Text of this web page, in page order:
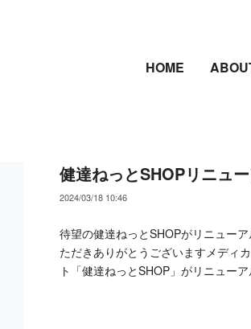
HOME
健達ねっとSHOPリニュ
2024/03/18 10:46
待望の健達ねっとSHOPがリニュー
ただきありがとうございますメディ
ト「健達ねっとSHOP」がリニュー